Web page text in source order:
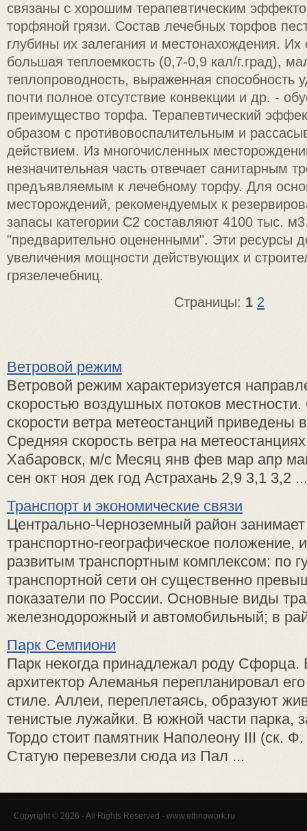
связаны с хорошим терапевтическим
торфяной грязи. Состав лечебных торфов
глубины их залегания и местонахождения. Их
большая теплоемкость (0,7-0,9 кал/г.град),
теплопроводность, выраженная способность
почти полное отсутствие конвекции и др. -
преимущество торфа. Терапевтический
образом с противовоспалительным и
действием. Из многочисленных
незначительная часть отвечает санитарным
предъявляемым к лечебному торфу. Для
месторождений, рекомендуемых к
запасы категории С2 составляют 4100 тыс.
"предварительно оцененными". Эти ресурсы
увеличения мощности действующих и
грязелечебниц.
Страницы: 1 2
Ветровой режим
Ветровой режим характеризуется
скоростью воздушных потоков
скорости ветра метеостанций приведены
Средняя скорость ветра на
Хабаровск, м/с Месяц янв фев мар апр
сен окт ноя дек год Астрахань 2,9 3,1 3,2 ...
Транспорт и экономические связи
Центрально-Черноземный район
транспортно-географическое положение,
развитым транспортным комплексом: по
транспортной сети он существенно
показатели по России. Основные виды
железнодорожный и автомобильный; в
Парк Семпиони
Парк некогда принадлежал роду Сфорца.
архитек­тор Алеманья перепланировал
стиле. Аллеи, пере­плетаясь, образуют
тенистые лужайки. В южной час­ти парка,
Тордо стоит памятник Наполеону III (ск.
Статую пе­ревезли сюда из Пал ...
Copyright © 2026 - All Rights Reserved - www.ethnowork.ru